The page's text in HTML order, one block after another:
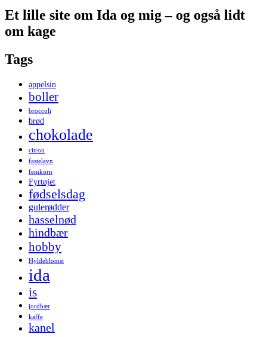
Et lille site om Ida og mig – og også lidt
om kage
Tags
appelsin
boller
broccoli
brød
chokolade
citron
fastelavn
femkorn
Fyrtøjet
fødselsdag
gulerødder
hasselnød
hindbær
hobby
Hyldeblomst
ida
is
jordbær
kaffe
kanel